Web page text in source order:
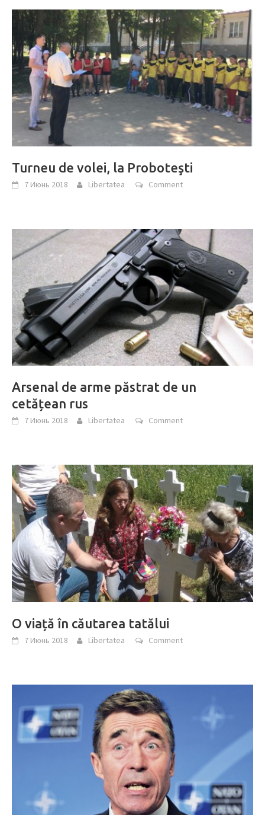
Turneu de volei, la Proboteşti
7 Июнь 2018 Libertatea Comment
Arsenal de arme păstrat de un
cetățean rus
7 Июнь 2018 Libertatea Comment
O viață în căutarea tatălui
7 Июнь 2018 Libertatea Comment